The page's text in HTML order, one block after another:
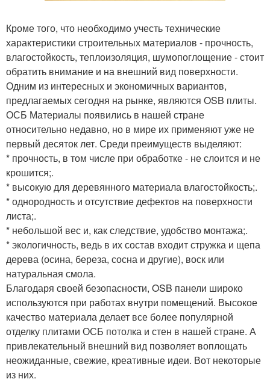
Кроме того, что необходимо учесть технические
характеристики строительных материалов - прочность,
влагостойкость, теплоизоляция, шумопоглощение - стоит
обратить внимание и на внешний вид поверхности.
Одним из интересных и экономичных вариантов,
предлагаемых сегодня на рынке, являются OSB плиты.
ОСБ Материалы появились в нашей стране
относительно недавно, но в мире их применяют уже не
первый десяток лет. Среди преимуществ выделяют:
* прочность, в том числе при обработке - не слоится и не
крошится;.
* высокую для деревянного материала влагостойкость;.
* однородность и отсутствие дефектов на поверхности
листа;.
* небольшой вес и, как следствие, удобство монтажа;.
* экологичность, ведь в их состав входит стружка и щепа
дерева (осина, береза, сосна и другие), воск или
натуральная смола.
Благодаря своей безопасности, OSB панели широко
используются при работах внутри помещений. Высокое
качество материала делает все более популярной
отделку плитами ОСБ потолка и стен в нашей стране. А
привлекательный внешний вид позволяет воплощать
неожиданные, свежие, креативные идеи. Вот некоторые
из них.